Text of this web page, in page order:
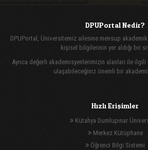
DPUPortal Nedir?
DPUPortal, Üniversitemiz ailesine mensup
kişisel bilgilerinin yer aldığı bir
Ayrıca değerli akademisyenlerimizin alanları ile ilgili
ulaşabileceğiniz önemli bir
Hızlı Erişimler
Kütahya Dumlupınar
Merkez Kütüphane
Öğrenci Bilgi Sistemi